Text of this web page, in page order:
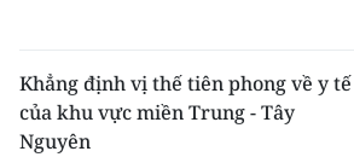
Khẳng định vị thế tiên phong về y tế
của khu vực miền Trung - Tây
Nguyên